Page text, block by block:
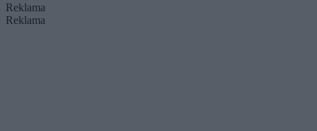
Reklama
Reklama